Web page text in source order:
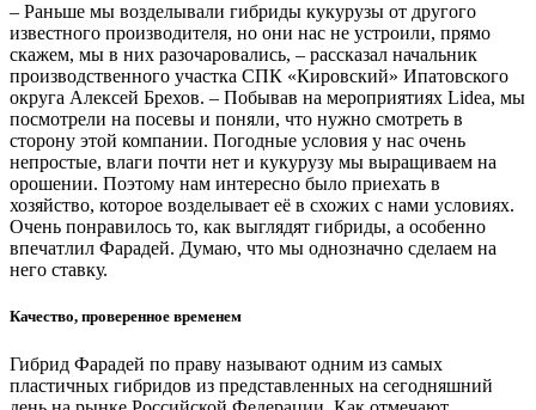
– Раньше мы возделывали гибриды кукурузы от другого
известного производителя, но они нас не устроили, прямо
скажем, мы в них разочаровались, – рассказал начальник
производственного участка СПК «Кировский» Ипатовского
округа Алексей Брехов. – Побывав на мероприятиях Lidea, мы
посмотрели на посевы и поняли, что нужно смотреть в
сторону этой компании. Погодные условия у нас очень
непростые, влаги почти нет и кукурузу мы выращиваем на
орошении. Поэтому нам интересно было приехать в
хозяйство, которое возделывает её в схожих с нами условиях.
Очень понравилось то, как выглядят гибриды, а особенно
впечатлил Фарадей. Думаю, что мы однозначно сделаем на
него ставку.
Качество, проверенное временем
Гибрид Фарадей по праву называют одним из самых
пластичных гибридов из представленных на сегодняшний